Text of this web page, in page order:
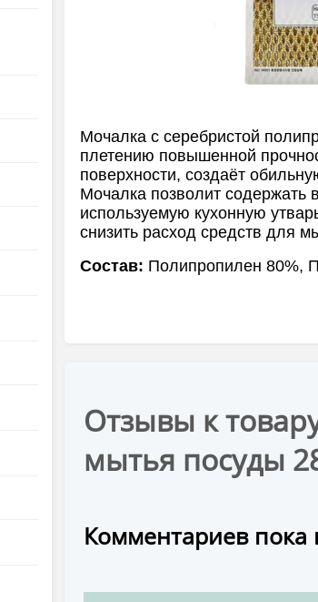
Мочалка с серебристой
плетению повышенной
поверхности, создаёт
Мочалка позволит содержать
используемую кухонную
снизить расход средств для
Состав: Полипропилен 80%,
Отзывы к
мытья посуды
Комментариев пока